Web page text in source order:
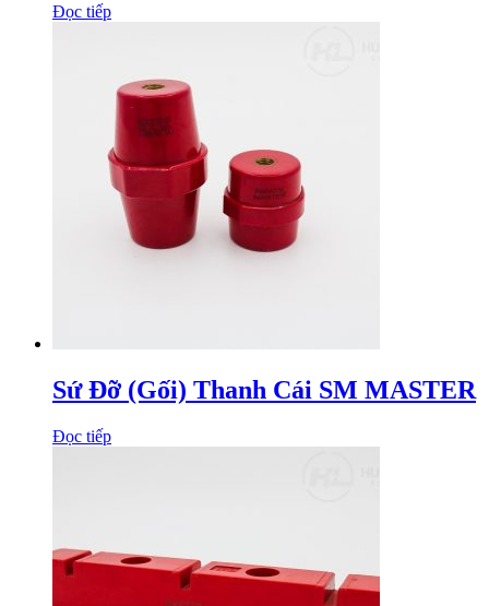
Đọc tiếp
Sứ Đỡ (Gối) Thanh Cái SM MASTER
Đọc tiếp